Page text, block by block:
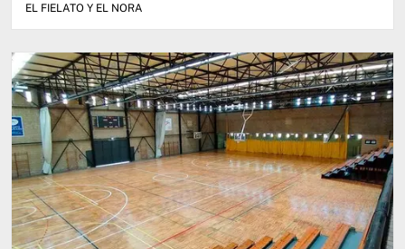
EL FIELATO Y EL NORA